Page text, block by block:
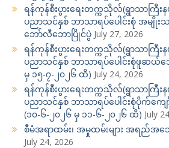
ရန်ကုန်စီးပွားရေးတက္ကသိုလ်(ရွာသာကြီး
ပညာသင်နှစ် ဘာသာရပ်ပေါင်းစုံ အမျိုးသ
ဘော်လီဘောပြိုင်ပွဲ July 27, 2026
ရန်ကုန်စီးပွားရေးတက္ကသိုလ်(ရွာသာကြီး
ပညာသင်နှစ် ဘာသာရပ်ပေါင်းစုံဖူဆယ်ဘ
မှ ၁၅-၇-၂၀၂၆ ထိ) July 24, 2026
ရန်ကုန်စီးပွားရေးတက္ကသိုလ်(ရွာသာကြီးန
ပညာသင်နှစ် ဘာသာရပ်ပေါင်းစုံပိုက်ကျေ
(၁၀-၆-၂၀၂၆ မှ ၁၁-၆-၂၀၂၆ ထိ) July
စီမံအရာထမ်း၊ အမှုထမ်းများ အရည်အသွ
July 24, 2026